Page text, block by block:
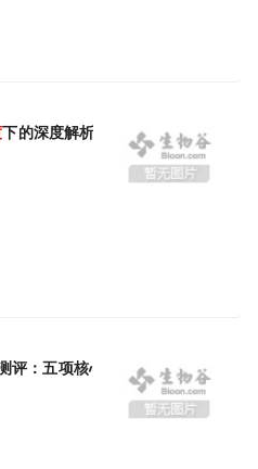
下的深度解析
评：五项核心指标全面盘点